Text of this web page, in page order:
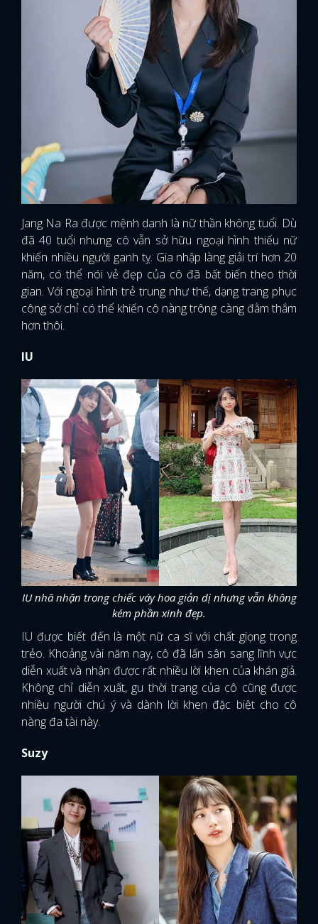
Jang Na Ra được mệnh danh là nữ thần không tuổi. Dù
đã 40 tuổi nhưng cô vẫn sở hữu ngoại hình thiếu nữ
khiến nhiều người ganh tỵ. Gia nhập làng giải trí hơn 20
năm, có thể nói vẻ đẹp của cô đã bất biến theo thời
gian. Với ngoại hình trẻ trung như thế, dạng trang phục
công sở chỉ có thể khiến cô nàng trông càng đằm thắm
hơn thôi.
IU
IU nhã nhặn trong chiếc váy hoa giản dị nhưng vẫn không
kém phần xinh đẹp.
IU được biết đến là một nữ ca sĩ với chất giọng trong
trẻo. Khoảng vài năm nay, cô đã lấn sân sang lĩnh vực
diễn xuất và nhận được rất nhiều lời khen của khán giả.
Không chỉ diễn xuất, gu thời trang của cô cũng được
nhiều người chú ý và dành lời khen đặc biệt cho cô
nàng đa tài này.
Suzy